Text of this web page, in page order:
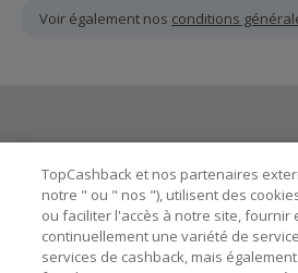
ou non reçu doivent être soumises
100 jours qui suivent la date d'achat.
La validité et le montant du
marchands sur le montant hors
livraison/d’emballage/de service.
L'utilisation de plugins tels que
Voir également nos conditions
Astuces pour économiser
TopCashback et nos partenaires
notre " ou " nos "), utilisent des
ou faciliter l'accès à notre site, fournir
continuellement une variété de
services de cashback, mais